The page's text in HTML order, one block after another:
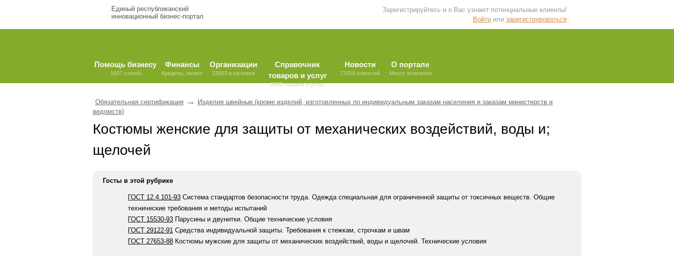
Единый республиканский
инновационный бизнес-портал
Зарегистрируйтесь и о Вас узнают потенциальные клиенты!
Войти или зарегистрироваться
Помощь бизнесу
1837 статей
Финансы
Кредиты, лизинг
Организации
33603 в каталоге
Справочник
товаров и услуг
9580 товаров и услуг
Новости
72159 новостей
О портале
Много полезного
Обязательная сертификация →
Изделия швейные (кроме изделий, изготовленных по индивидуальным заказам населения и заказам министерств и
ведомств)
Костюмы женские для защиты от механических воздействий, воды и;
щелочей
Госты в этой рубрике
ГОСТ 12.4.101-93 Система стандартов безопасности труда. Одежда специальная для ограниченной защиты от токсичных веществ. Общие
технические требования и методы испытаний
ГОСТ 15530-93 Парусины и двунитки. Общие технические условия
ГОСТ 29122-91 Средства индивидуальной защиты. Требования к стежкам, строчкам и швам
ГОСТ 27653-88 Костюмы мужские для защиты от механических воздействий, воды и щелочей. Технические условия